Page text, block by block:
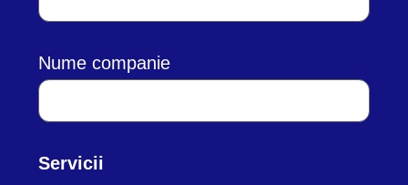
Nume companie
Servicii